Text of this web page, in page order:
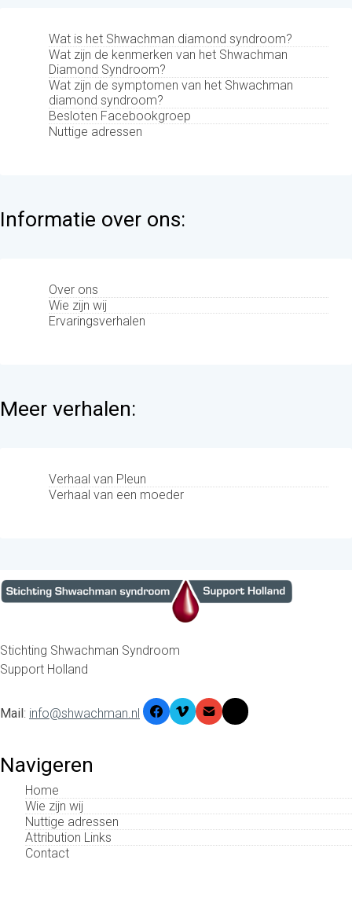
Wat is het Shwachman diamond syndroom?
Wat zijn de kenmerken van het Shwachman
Diamond Syndroom?
Wat zijn de symptomen van het Shwachman
diamond syndroom?
Besloten Facebookgroep
Nuttige adressen
Informatie over ons:
Over ons
Wie zijn wij
Ervaringsverhalen
Meer verhalen:
Verhaal van Pleun
Verhaal van een moeder
Stichting Shwachman Syndroom
Support Holland
Mail: info@shwachman.nl
Navigeren
Home
Wie zijn wij
Nuttige adressen
Attribution Links
Contact